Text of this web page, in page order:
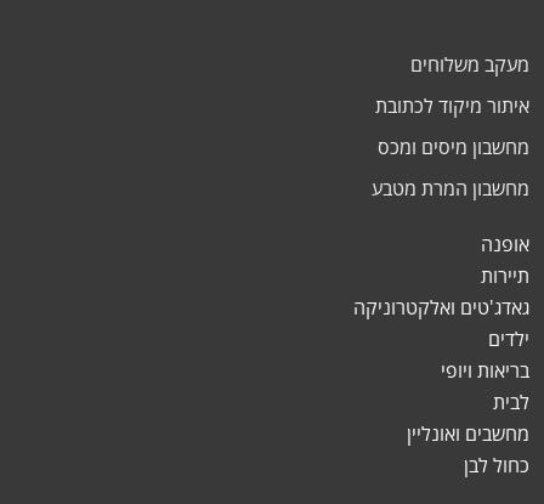
מעקב משלוחים
איתור מיקוד לכתובת
מחשבון מיסים ומכס
מחשבון המרת מטבע
אופנה
תיירות
גאדג'טים ואלקטרוניקה
ילדים
בריאות ויופי
לבית
מחשבים ואונליין
כחול לבן